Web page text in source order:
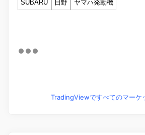
SUBARU
日野 ヤマハ発動機
TradingViewですべてのマーケ